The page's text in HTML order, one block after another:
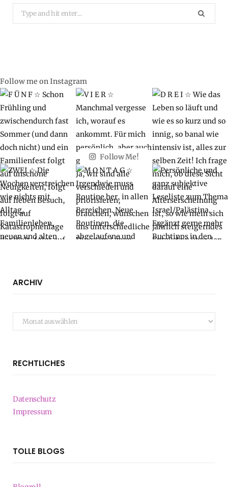
Search
for:
Follow me on Instagram
Follow Me!
ARCHIV
Archiv
RECHTLICHES
Datenschutz
Impressum
TOLLE BLOGS